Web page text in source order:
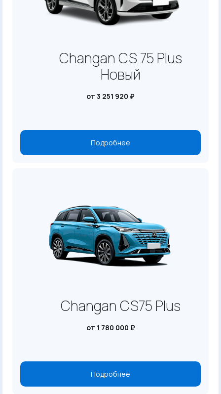
Changan CS 75 Plus
Новый
от 3 251 920 ₽
Подробнее
Changan CS75 Plus
от 1 780 000 ₽
Подробнее